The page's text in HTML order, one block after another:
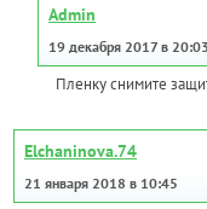
Admin
19 декабря 2017 в 20:03
Пленку снимите
Elchaninova.74
21 января 2018 в 10:45